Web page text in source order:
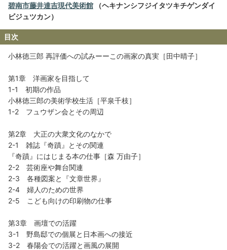
碧南市藤井達吉現代美術館 （ヘキナンシフジイタツキチゲンダイ
ビジュツカン）
目次
小林徳三郎 再評価への試みーーこの画家の真実［田中晴子］
第1章 洋画家を目指して
1-1 初期の作品
小林徳三郎の美術学校生活［平泉千枝］
1-2 フュウザン会とその周辺
第2章 大正の大衆文化のなかで
2-1 雑誌『奇蹟』とその関連
『奇蹟』にはじまる本の仕事［森 万由子］
2-2 芸術座や舞台関連
2-3 各種図案と『文章世界』
2-4 婦人のための世界
2-5 こども向けの印刷物の仕事
第3章 画壇での活躍
3-1 野島邸での個展と日本画への接近
3-2 春陽会での活躍と画風の展開